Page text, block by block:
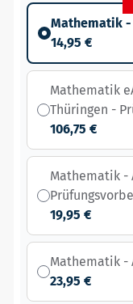
Mathematik
14,95 €
Mathematik
Thüringen -
106,75 €
Mathematik -
19,95 €
Mathematik -
23,95 €